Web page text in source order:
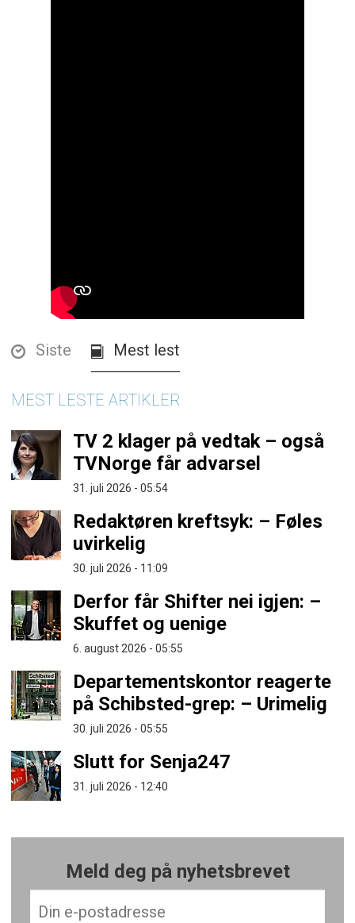
Siste Mest lest
MEST LESTE ARTIKLER
TV 2 klager på vedtak – også
TVNorge får advarsel
31. juli 2026 - 05:54
Redaktøren kreftsyk: – Føles
uvirkelig
30. juli 2026 - 11:09
Derfor får Shifter nei igjen: –
Skuffet og uenige
6. august 2026 - 05:55
Departementskontor reagerte
på Schibsted-grep: – Urimelig
30. juli 2026 - 05:55
Slutt for Senja247
31. juli 2026 - 12:40
Meld deg på nyhetsbrevet